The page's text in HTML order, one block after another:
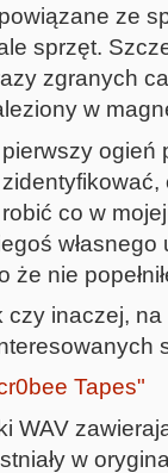
ze
sprzęt.
zgranych
w
ogień
co w
własnego
że nie
czy inaczej,
Tapes"
WAV
w